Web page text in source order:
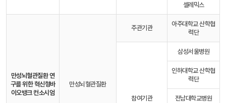
셀레믹스
만성뇌혈관질환 연
구를 위한 혁신형바
이오뱅크 컨소시엄
만성뇌혈관질환
주관기관
아주대학교 산학협
력단
참여기관
삼성서울병원
인하대학교 산학협
력단
전남대학교병원